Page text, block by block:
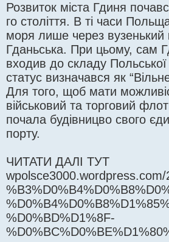
Розвиток міста Гдиня
го століття. В ті часи
моря лише через вузенький
Гданьська. При цьому, сам
входив до складу
статус визначався як
Для того, щоб мати
військовий та торговий
почала будівницво свого
порту.
ЧИТАТИ ДАЛІ ТУТ
%D0%BD%D1%8F-